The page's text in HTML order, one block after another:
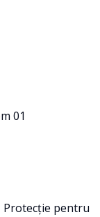
01
pentru